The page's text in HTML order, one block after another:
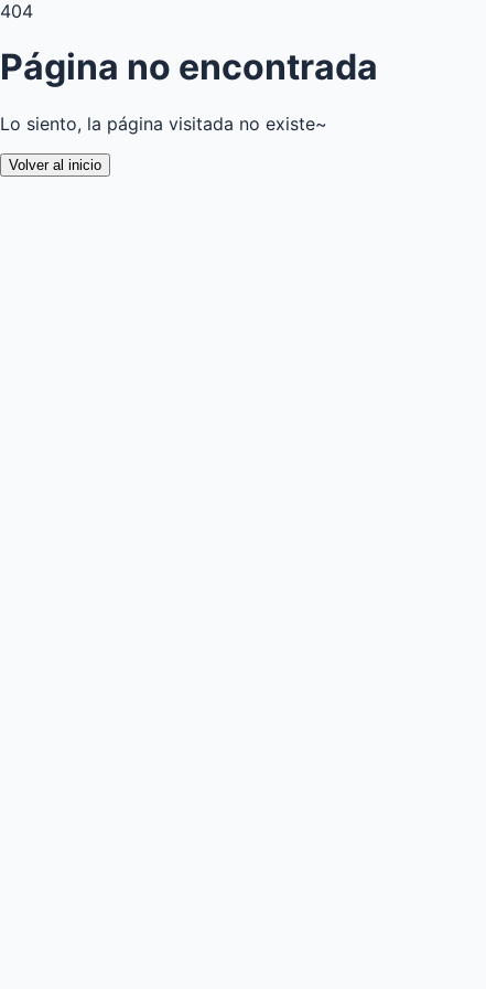
404
Página no encontrada
Lo siento, la página visitada no existe~
Volver al inicio